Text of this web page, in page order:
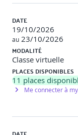
Qualité des
Méthodes
Travaux
ML
Validation :
Métriques de
Matrice de
Limites et
DATE
19/10/2026
au 23/10/2026
MODALITÉ
Classe virtuelle
PLACES DISPONIBLES
11 places
Me connecter à